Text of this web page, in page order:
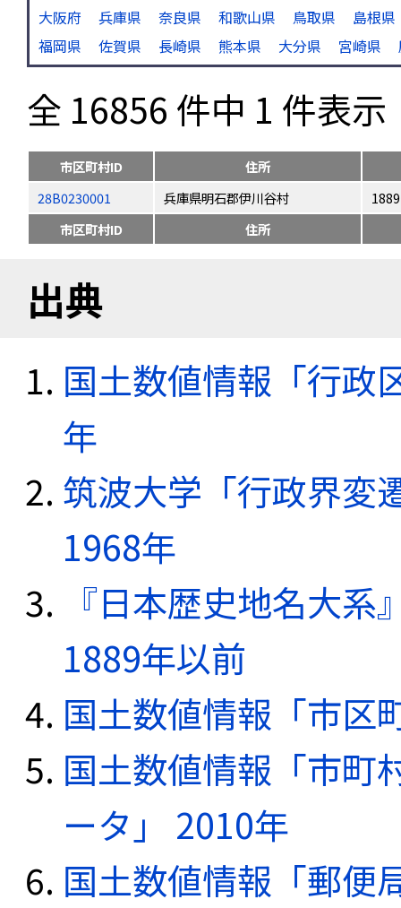
大阪府
兵庫県 奈良県 和歌山県 鳥取県
島根県
福岡県
佐賀県 長崎県 熊本県 大分県 宮崎県
全 16856 件中 1 件表示
市区町村ID
住所
28B0230001
兵庫県明石郡伊川谷村
市区町村ID
住所
出典
国土数値情報「行政
年
筑波大学「行政界変
1968年
『日本歴史地名大
1889年以前
国土数値情報「市区
国土数値情報「市町
ータ」 2010年
国土数値情報「郵便